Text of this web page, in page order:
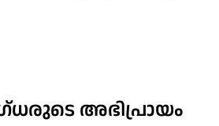
അഭിപ്രായം